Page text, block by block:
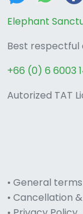
Elephant
Best respectful
+66 (0) 6 6003
Autorized TAT
• General
• Cancellation